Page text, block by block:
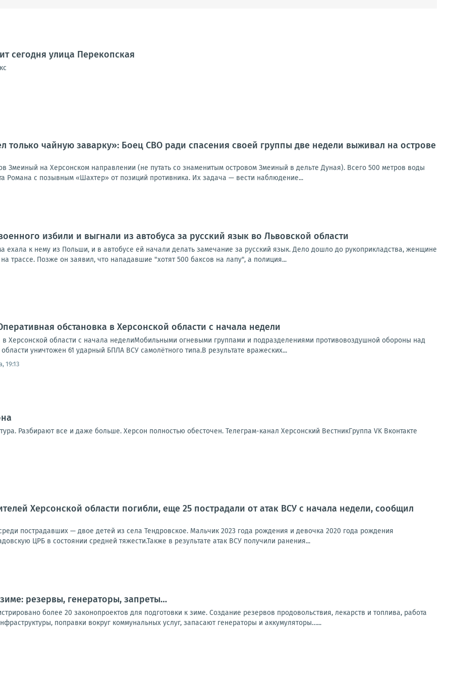
сегодня улица Перекопская
только чайную заварку»: Боец СВО ради спасения своей группы две недели выживал на острове
Змеиный на Херсонском направлении (не путать со знаменитым островом Змеиный в дельте Дуная). Всего 500 метров воды
Романа с позывным «Шахтер» от позиций противника. Их задача — вести наблюдение...
избили и выгнали из автобуса за русский язык во Львовской области
ехала к нему из Польши, и в автобусе ей начали делать замечание за русский язык. Дело дошло до рукоприкладства, женщине
трассе. Позже он заявил, что нападавшие "хотят 500 баксов на лапу", а полиция...
обстановка в Херсонской области с начала недели
в Херсонской области с начала неделиМобильными огневыми группами и подразделениями противовоздушной обороны над
уничтожен 61 ударный БПЛА ВСУ самолётного типа.В результате вражеских...
19:13
Разбирают все и даже больше. Херсон полностью обесточен. Телеграм-канал Херсонский ВестникГруппа VK Вконтакте
Херсонской области погибли, еще 25 пострадали от атак ВСУ с начала недели, сообщил
пострадавших — двое детей из села Тендровское. Мальчик 2023 года рождения и девочка 2020 года рождения
ЦРБ в состоянии средней тяжести.Также в результате атак ВСУ получили ранения...
резервы, генераторы, запреты…
более 20 законопроектов для подготовки к зиме. Создание резервов продовольствия, лекарств и топлива, работа
поправки вокруг коммунальных услуг, запасают генераторы и аккумуляторы…...